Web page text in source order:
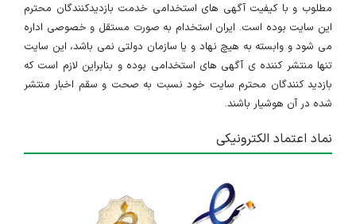
مطلوب و با کیفیت آگهی های استخدامی خدمت بازدیدکنندگان محترم
این سایت بوده است. ایران استخدام به صورت مستقل و خصوصی اداره
می شود و وابسته به هیچ نهاد و یا سازمان دولتی نمی باشد، این سایت
تنها منتشر کننده ی آگهی های استخدامی بوده و بنابراین لازم است که
بازدید کنندگان محترم سایت خود نسبت به صحت و سقم اخبار منتشر
شده در آن هوشیار باشند.
نماد اعتماد الکترونیکی